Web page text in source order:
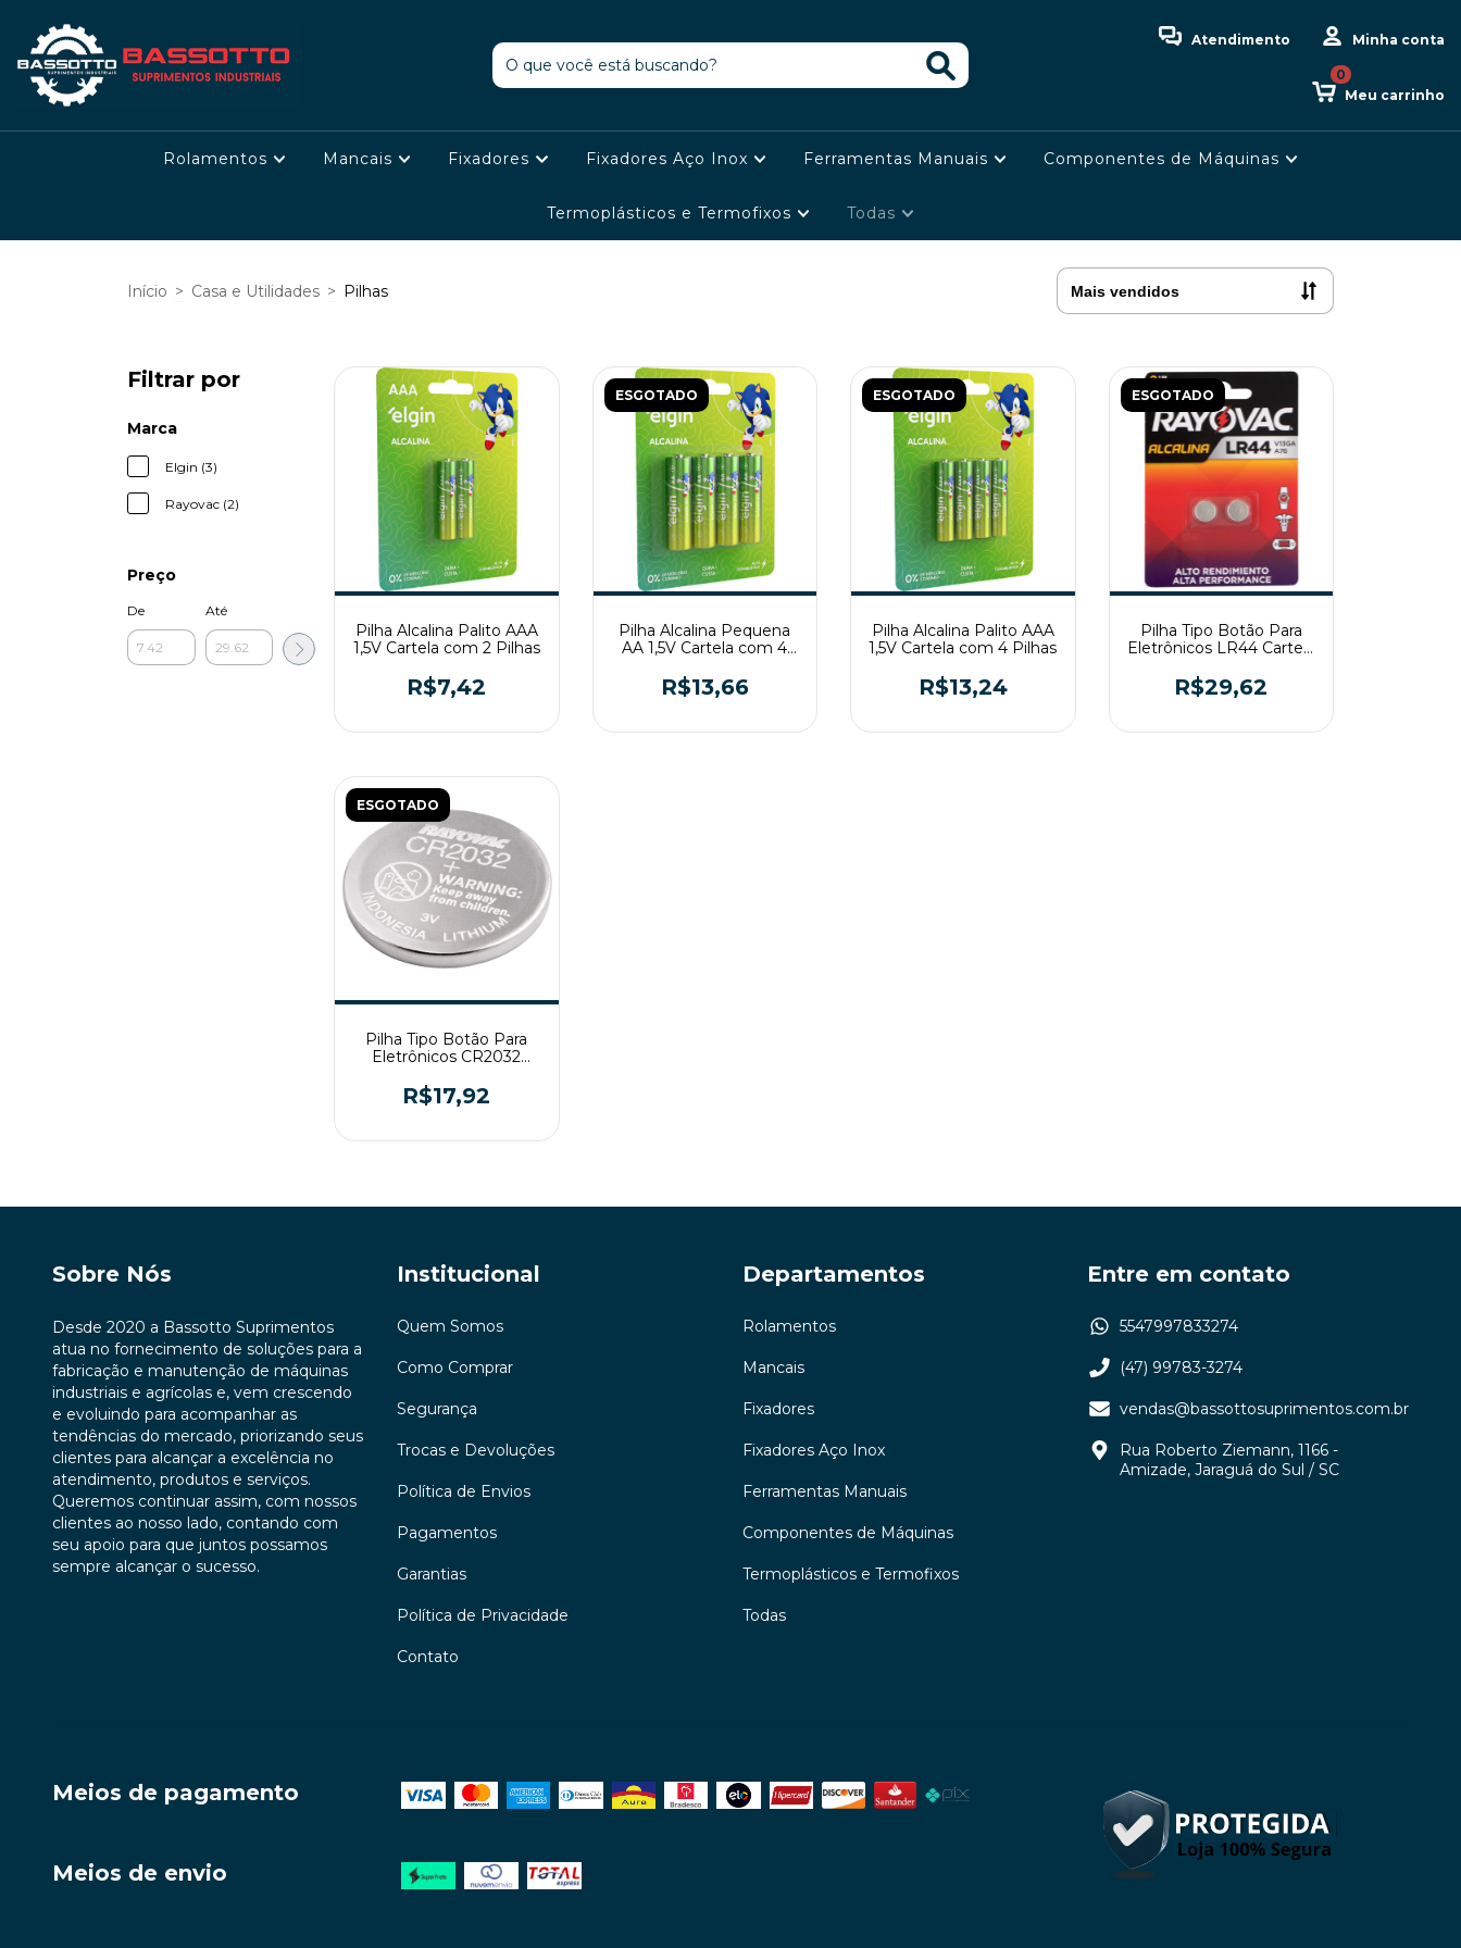
Atendimento Minha conta
Meu carrinho
0
Rolamentos Mancais Fixadores Fixadores Aço Inox Ferramentas Manuais Componentes de Máquinas
Termoplásticos e Termofixos Todas
Início > Casa e Utilidades > Pilhas
Filtrar por
Marca
Elgin (3)
Rayovac (2)
Preço
De Até
Pilha Alcalina Palito AAA
1,5V Cartela com 2 Pilhas
R$7,42
ESGOTADO
Pilha Alcalina Pequena
AA 1,5V Cartela com 4
R$13,66
ESGOTADO
Pilha Alcalina Palito AAA
1,5V Cartela com 4 Pilhas
R$13,24
ESGOTADO
Pilha Tipo Botão Para
Eletrônicos LR44 Cartela
R$29,62
ESGOTADO
Pilha Tipo Botão Para
Eletrônicos CR2032
R$17,92
Sobre Nós
Desde 2020 a Bassotto Suprimentos
atua no fornecimento de soluções para a
fabricação e manutenção de máquinas
industriais e agrícolas e, vem crescendo
e evoluindo para acompanhar as
tendências do mercado, priorizando seus
clientes para alcançar a excelência no
atendimento, produtos e serviços.
Queremos continuar assim, com nossos
clientes ao nosso lado, contando com
seu apoio para que juntos possamos
sempre alcançar o sucesso.
Institucional
Quem Somos
Como Comprar
Segurança
Trocas e Devoluções
Política de Envios
Pagamentos
Garantias
Política de Privacidade
Contato
Departamentos
Rolamentos
Mancais
Fixadores
Fixadores Aço Inox
Ferramentas Manuais
Componentes de Máquinas
Termoplásticos e Termofixos
Todas
Entre em contato
5547997833274
(47) 99783-3274
vendas@bassottosuprimentos.com.br
Rua Roberto Ziemann, 1166 -
Amizade, Jaraguá do Sul / SC
Meios de pagamento
Meios de envio